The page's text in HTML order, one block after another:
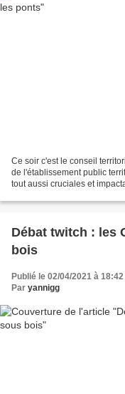
Ce soir c'est le conseil
de l'établissement public
tout aussi cruciales et
Débat twitch : les
bois
Publié le 02/04/2021 à 18:42
Par yannigg